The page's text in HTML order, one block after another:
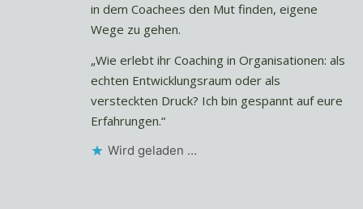
in dem Coachees den Mut finden, eigene
Wege zu gehen.
„Wie erlebt ihr Coaching in Organisationen: als
echten Entwicklungsraum oder als
versteckten Druck? Ich bin gespannt auf eure
Erfahrungen.“
Wird geladen …